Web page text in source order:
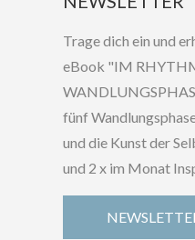
Trage dich ein und
eBook "IM
fünf
und die Kunst der
und 2 x im Monat